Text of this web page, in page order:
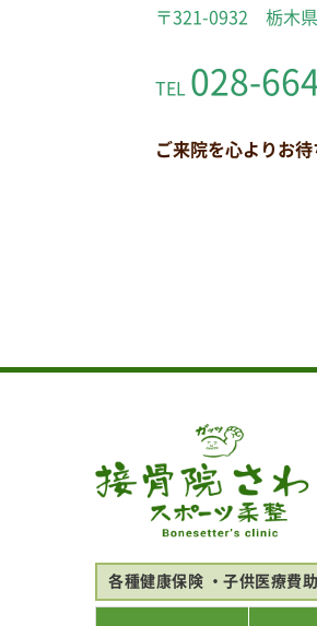
〒321-0932 栃木
TEL 028-
ご来院を心よりお待
各種健康保険 子供医療費